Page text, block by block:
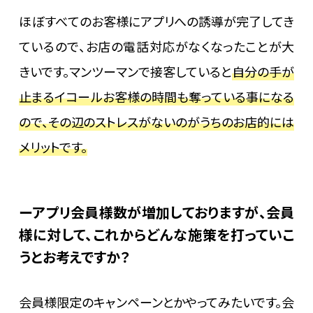
ほぼすべてのお客様にアプリへの誘導が完了してき
ているので、お店の電話対応がなくなったことが大
きいです。マンツーマンで接客していると自分の手が
止まるイコールお客様の時間も奪っている事になる
ので、その辺のストレスがないのがうちのお店的には
メリットです。
アプリ会員様数が増加しておりますが、会員
様に対して、これからどんな施策を打っていこ
うとお考えですか？
会員様限定のキャンペーンとかやってみたいです。会